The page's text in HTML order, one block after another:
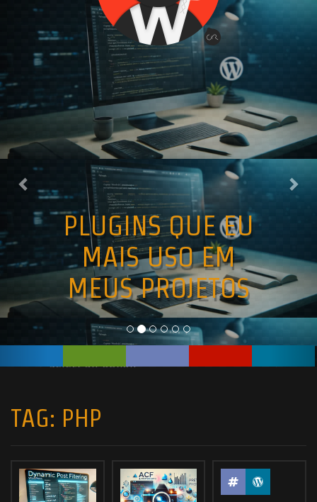
PLUGINS QUE EU
MAIS USO EM
MEUS PROJETOS
Previous
TAG: PHP
Get in touch
If you have any
question or a
budget!!!
Contact me with form
bellow.